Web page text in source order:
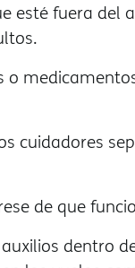
esté fuera del
o
cuidadores
de que
dentro